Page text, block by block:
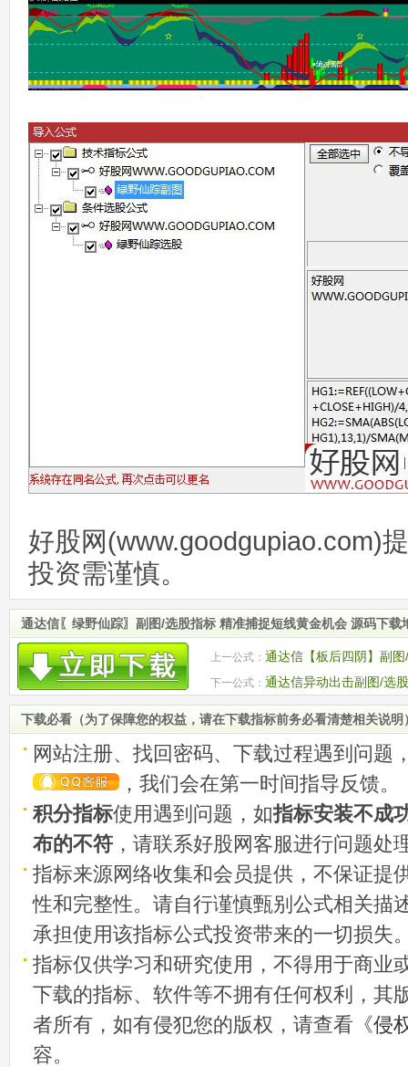
好股网(www.goodgupiao.com)
投资需谨慎。
通达信〖绿野仙踪〗副图/选股指标 精准捕捉短线黄金机会 源码下载
上一公式： 通达信【板后四阴】副
后第四天收阴选股 源码
下一公式： 通达信异动出击副图/选
下载必看（为了保障您的权益，请在下载指标前务必看清楚相关说明
网站注册、找回密码、下载过程遇到问题
，我们会在第一时间指导反馈。
积分指标使用遇到问题，如指标安装不成
布的不符 ，请联系好股网客服进行问题处
指标来源网络收集和会员提供，不保证提
性和完整性。请自行谨慎甄别公式相关描
承担使用该指标公式投资带来的一切损失
指标仅供学习和研究使用，不得用于商业
下载的指标、软件等不拥有任何权利，其
者所有，如有侵犯您的版权，请查看《侵
容。